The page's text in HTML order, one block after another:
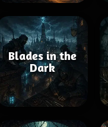
Blades in the
Dark